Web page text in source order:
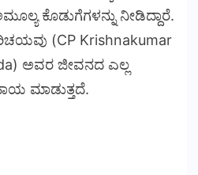
ಕೊಡುಗೆಗಳನ್ನು ನೀಡಿದ್ದಾರೆ.
(CP Krishnakumar
ಅವರ ಜೀವನದ ಎಲ್ಲ
ಮಾಡುತ್ತದೆ.